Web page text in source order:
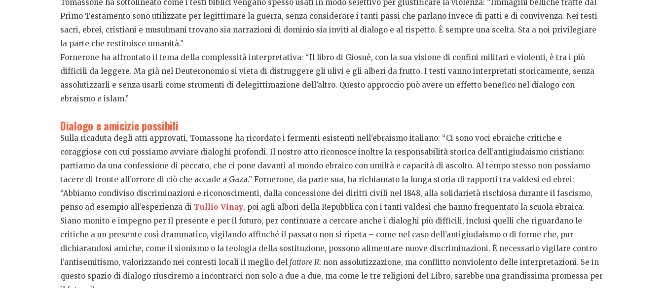
Tomassone ha sottolineato come i testi biblici vengano spesso usati in modo selettivo per giustificare la violenza: “Immagini belliche tratte dal
Primo Testamento sono utilizzate per legittimare la guerra, senza considerare i tanti passi che parlano invece di patti e di convivenza. Nei testi
sacri, ebrei, cristiani e musulmani trovano sia narrazioni di dominio sia inviti al dialogo e al rispetto. È sempre una scelta. Sta a noi privilegiare
la parte che restituisce umanità.”
Fornerone ha affrontato il tema della complessità interpretativa: “Il libro di Giosuè, con la sua visione di confini militari e violenti, è tra i più
difficili da leggere. Ma già nel Deuteronomio si vieta di distruggere gli ulivi e gli alberi da frutto. I testi vanno interpretati storicamente, senza
assolutizzarli e senza usarli come strumenti di delegittimazione dell’altro. Questo approccio può avere un effetto benefico nel dialogo con
ebraismo e islam.”
Dialogo e amicizie possibili
Sulla ricaduta degli atti approvati, Tomassone ha ricordato i fermenti esistenti nell’ebraismo italiano: “Ci sono voci ebraiche critiche e
coraggiose con cui possiamo avviare dialoghi profondi. Il nostro atto riconosce inoltre la responsabilità storica dell’antigiudaismo cristiano:
partiamo da una confessione di peccato, che ci pone davanti al mondo ebraico con umiltà e capacità di ascolto. Al tempo stesso non possiamo
tacere di fronte all’orrore di ciò che accade a Gaza.” Fornerone, da parte sua, ha richiamato la lunga storia di rapporti tra valdesi ed ebrei:
“Abbiamo condiviso discriminazioni e riconoscimenti, dalla concessione dei diritti civili nel 1848, alla solidarietà rischiosa durante il fascismo,
penso ad esempio all’esperienza di Tullio Vinay, poi agli albori della Repubblica con i tanti valdesi che hanno frequentato la scuola ebraica.
Siano monito e impegno per il presente e per il futuro, per continuare a cercare anche i dialoghi più difficili, inclusi quelli che riguardano le
critiche a un presente così drammatico, vigilando affinché il passato non si ripeta – come nel caso dell’antigiudaismo o di forme che, pur
dichiarandosi amiche, come il sionismo o la teologia della sostituzione, possono alimentare nuove discriminazioni. È necessario vigilare contro
l’antisemitismo, valorizzando nei contesti locali il meglio del fattore R: non assolutizzazione, ma conflitto nonviolento delle interpretazioni. Se in
questo spazio di dialogo riusciremo a incontrarci non solo a due a due, ma come le tre religioni del Libro, sarebbe una grandissima promessa per